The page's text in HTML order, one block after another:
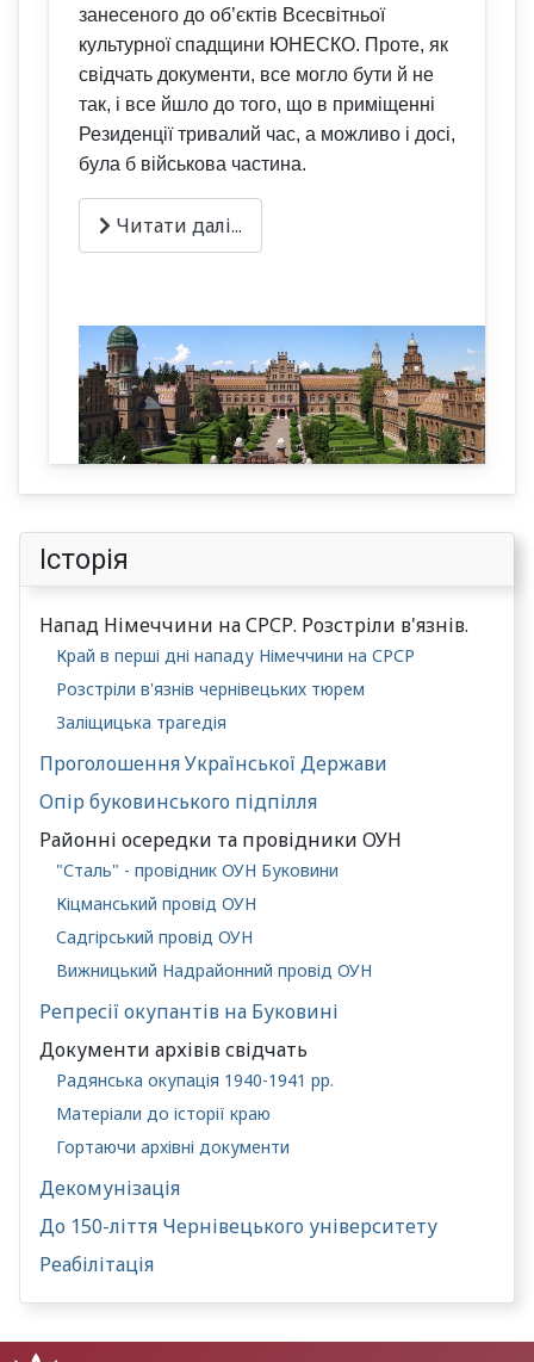
Історія
Напад Німеччини на СРСР. Розстріли в'язнів.
Край в перші дні нападу Німеччини на СРСР
Розстріли в'язнів чернівецьких тюрем
Заліщицька трагедія
Проголошення Української Держави
Опір буковинського підпілля
Районні осередки та провідники ОУН
"Сталь" - провідник ОУН Буковини
Кіцманський провід ОУН
Садгірський провід ОУН
Вижницький Надрайонний провід ОУН
Репресії окупантів на Буковині
Документи архівів свідчать
Радянська окупація 1940-1941 рр.
Матеріали до історії краю
Гортаючи архівні документи
Декомунізація
До 150-ліття Чернівецького університету
Реабілітація
занесеного до об’єктів Всесвітньої
культурної спадщини ЮНЕСКО. Проте, як
свідчать документи, все могло бути й не
так, і все йшло до того, що в приміщенні
Резиденції тривалий час, а можливо і досі,
була б військова частина.
Читати далі...